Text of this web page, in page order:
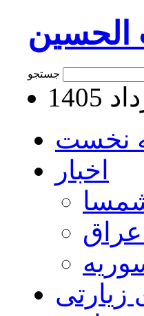
نخست
اخبار
شمسا
عراق
زیارتی